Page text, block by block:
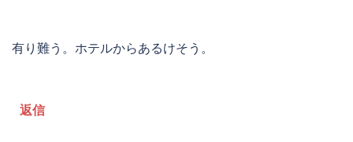
有り難う。ホテルからあるけそう。
返信